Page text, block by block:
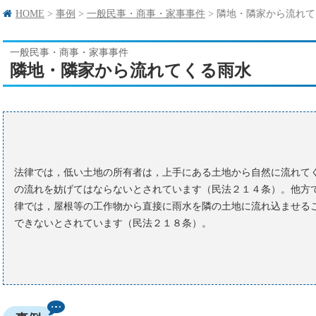
HOME > 事例 > 一般民事・商事・家事事件 > 隣地・隣家から流れ
一般民事・商事・家事事件
隣地・隣家から流れてくる雨水
法律では，低い土地の所有者は，上手にある土地から自然に流れて
の流れを妨げてはならないとされています（民法２１４条）。他方
律では，屋根等の工作物から直接に雨水を隣の土地に流れ込ませる
できないとされています（民法２１８条）。